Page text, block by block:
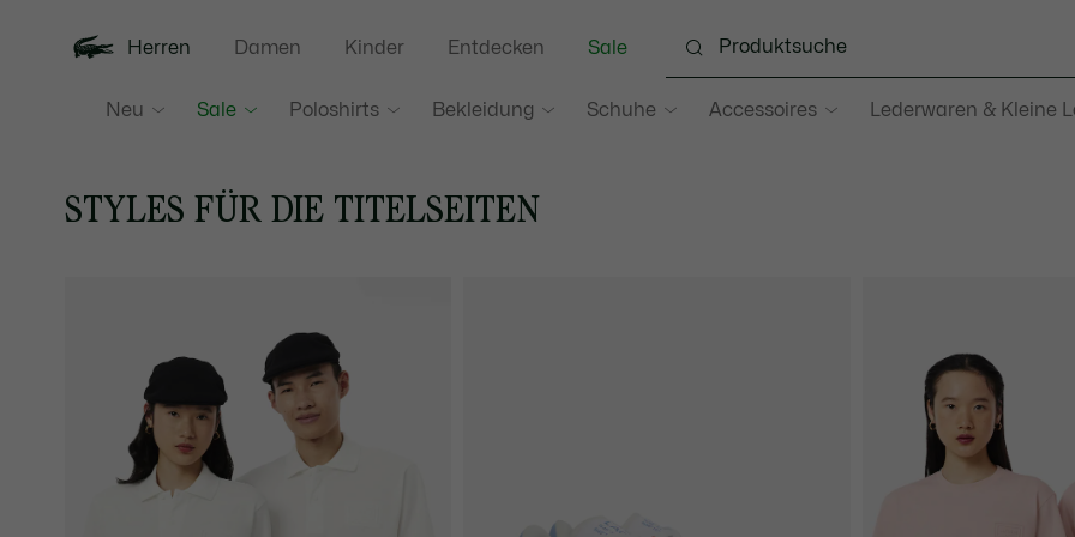
Herren
Neu Sale Poloshirts Bekleidung Schuhe Accessoires Lederwaren & Kleine
Damen Kinder Entdecken Sale
STYLES FÜR DIE TITELSEITEN